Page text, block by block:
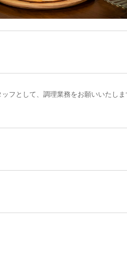
フとして、調理業務をお願いいたし